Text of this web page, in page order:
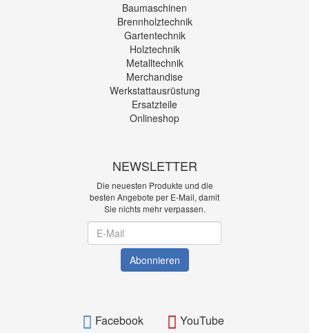
Baumaschinen
Brennholztechnik
Gartentechnik
Holztechnik
Metalltechnik
Merchandise
Werkstattausrüstung
Ersatzteile
Onlineshop
NEWSLETTER
Die neuesten Produkte und die
besten Angebote per E-Mail, damit
Sie nichts mehr verpassen.
Abonnieren
Facebook YouTube